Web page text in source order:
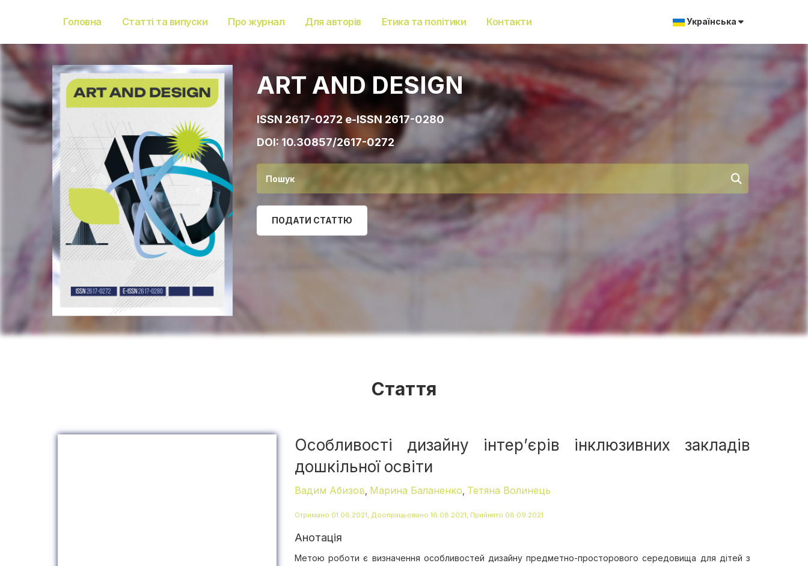
Головна Статті та випуски Про журнал Для авторів Етика та політики Контакти Українська
ART AND DESIGN
ISSN 2617-0272 e-ISSN 2617-0280
DOI:10.30857/2617-0272
ПОДАТИ СТАТТЮ
Стаття
Особливості дизайну інтер’єрів інклюзивних закладів
дошкільної освіти
Вадим Абизов Марина Баланенко Тетяна Волинець
Отримано 01.06.2021, Доопрацьовано 16.08.2021, Прийнято 08.09.2021
Анотація
Метою роботи є визначення особливостей дизайну предметно-просторового середовища для дітей з